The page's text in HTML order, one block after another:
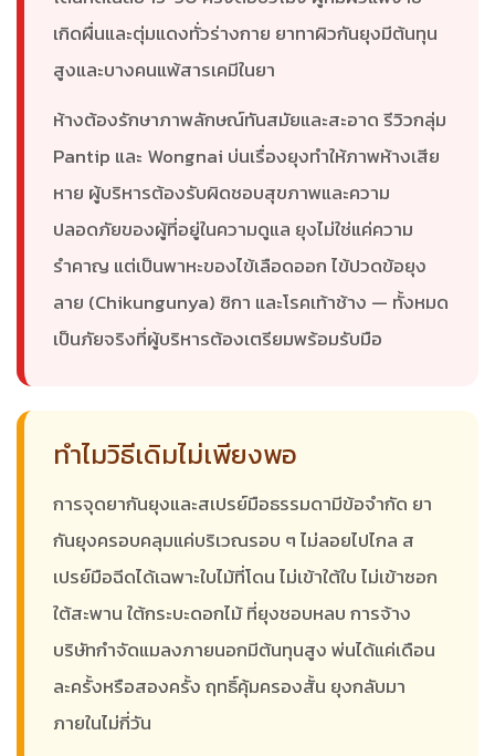
เกิดผื่นและตุ่มแดงทั่วร่างกาย ยาทาผิวกันยุงมีต้นทุน
สูงและบางคนแพ้สารเคมีในยา
ห้างต้องรักษาภาพลักษณ์ทันสมัยและสะอาด รีวิวกลุ่ม
Pantip และ Wongnai บ่นเรื่องยุงทำให้ภาพห้างเสีย
หาย ผู้บริหารต้องรับผิดชอบสุขภาพและความ
ปลอดภัยของผู้ที่อยู่ในความดูแล ยุงไม่ใช่แค่ความ
รำคาญ แต่เป็นพาหะของไข้เลือดออก ไข้ปวดข้อยุง
ลาย (Chikungunya) ซิกา และโรคเท้าช้าง — ทั้งหมด
เป็นภัยจริงที่ผู้บริหารต้องเตรียมพร้อมรับมือ
ทำไมวิธีเดิมไม่เพียงพอ
การจุดยากันยุงและสเปรย์มือธรรมดามีข้อจำกัด ยา
กันยุงครอบคลุมแค่บริเวณรอบ ๆ ไม่ลอยไปไกล ส
เปรย์มือฉีดได้เฉพาะใบไม้ที่โดน ไม่เข้าใต้ใบ ไม่เข้าซอก
ใต้สะพาน ใต้กระบะดอกไม้ ที่ยุงชอบหลบ การจ้าง
บริษัทกำจัดแมลงภายนอกมีต้นทุนสูง พ่นได้แค่เดือน
ละครั้งหรือสองครั้ง ฤทธิ์คุ้มครองสั้น ยุงกลับมา
ภายในไม่กี่วัน